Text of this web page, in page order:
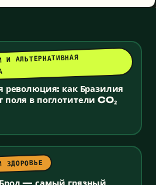
И АЛЬТЕРНАТИВНАЯ
революция: как Бразилия
поля в поглотители CO₂
ЗДОРОВЬЕ
— самый грязный